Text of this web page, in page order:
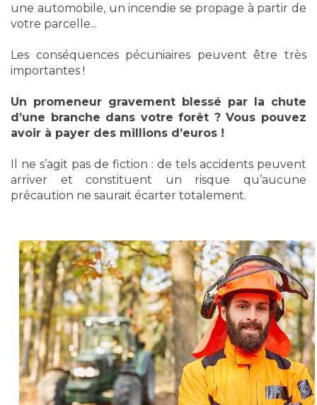
une automobile, un incendie se propage à partir de
votre parcelle...
Les conséquences pécuniaires peuvent être très
importantes !
Un promeneur gravement blessé par la chute
d’une branche dans votre forêt ? Vous pouvez
avoir à payer des millions d’euros !
Il ne s’agit pas de fiction : de tels accidents peuvent
arriver et constituent un risque qu’aucune
précaution ne saurait écarter totalement.